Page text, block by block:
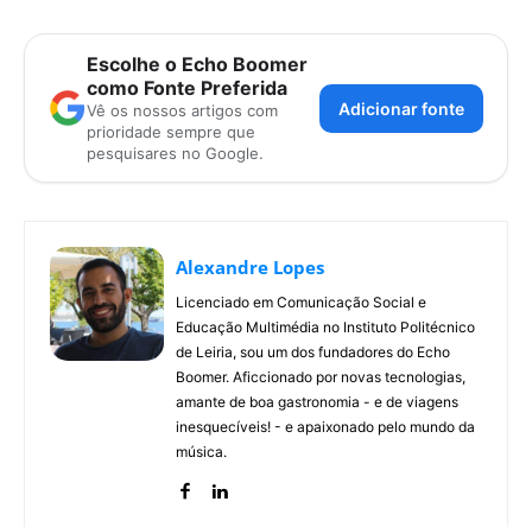
Escolhe o Echo Boomer
como Fonte Preferida
Vê os nossos artigos com
prioridade sempre que
pesquisares no Google.
Adicionar fonte
Alexandre Lopes
Licenciado em Comunicação Social e
Educação Multimédia no Instituto Politécnico
de Leiria, sou um dos fundadores do Echo
Boomer. Aficcionado por novas tecnologias,
amante de boa gastronomia - e de viagens
inesquecíveis! - e apaixonado pelo mundo da
música.